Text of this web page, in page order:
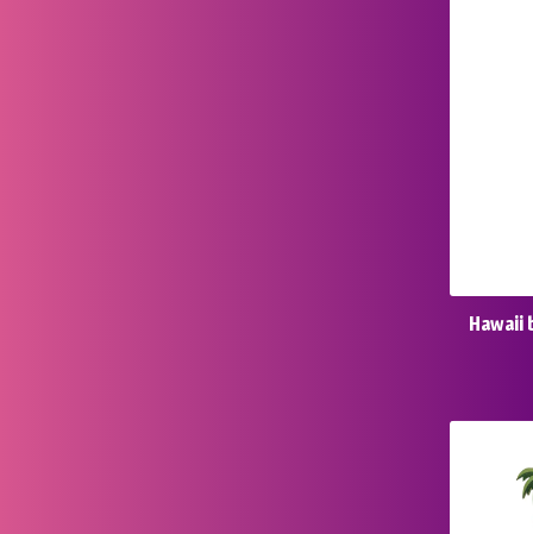
Hawaii